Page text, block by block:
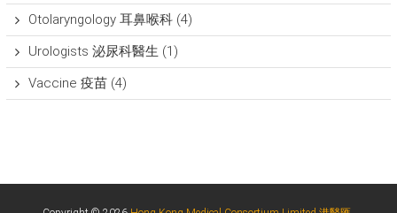
Otolaryngology 耳鼻喉科(4)
Urologists 泌尿科醫生 (1)
Vaccine 疫苗(4)